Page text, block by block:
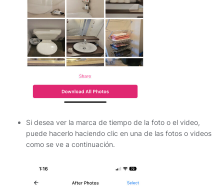
Si desea ver la marca de tiempo de la foto o el video,
puede hacerlo haciendo clic en una de las fotos o videos
como se ve a continuación.